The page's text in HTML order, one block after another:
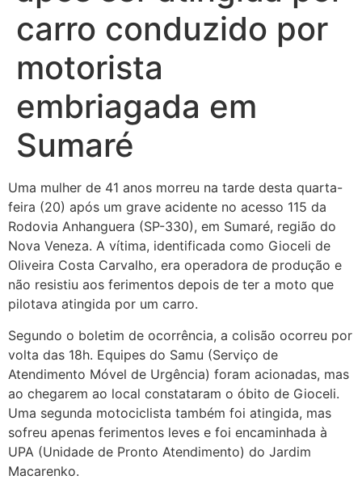
carro conduzido por
motorista
embriagada em
Sumaré
Uma mulher de 41 anos morreu na tarde desta quarta-
feira (20) após um grave acidente no acesso 115 da
Rodovia Anhanguera (SP-330), em Sumaré, região do
Nova Veneza. A vítima, identificada como Gioceli de
Oliveira Costa Carvalho, era operadora de produção e
não resistiu aos ferimentos depois de ter a moto que
pilotava atingida por um carro.
Segundo o boletim de ocorrência, a colisão ocorreu por
volta das 18h. Equipes do Samu (Serviço de
Atendimento Móvel de Urgência) foram acionadas, mas
ao chegarem ao local constataram o óbito de Gioceli.
Uma segunda motociclista também foi atingida, mas
sofreu apenas ferimentos leves e foi encaminhada à
UPA (Unidade de Pronto Atendimento) do Jardim
Macarenko.